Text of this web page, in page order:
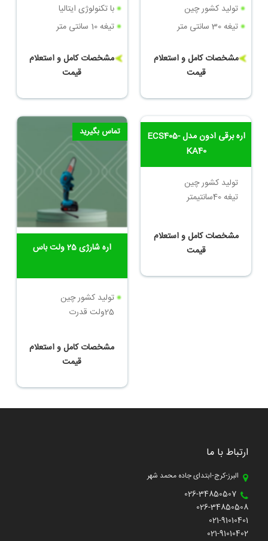
با تکنولوژی ایتالیا
تیغه 10 سانتی متر
مشخصات کامل و استعلام
قیمت
تولید کشور چین
تیغه 30 سانتی متر
مشخصات کامل و استعلام
قیمت
تماس بگیرید
اره شارژی 25 ولت باس
تولید کشور چین
25ولت قدرت
مشخصات کامل و استعلام
قیمت
تماس بگیرید
ارتباط با ما
البرز-کرج-ابتدای جاده محمد شهر
026-34850507
026-34850508
021-91010401
021-91010402